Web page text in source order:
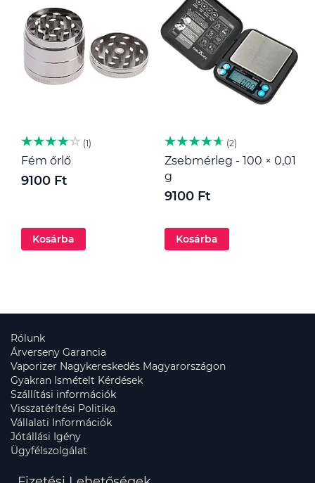
1
Fém őrlő
9100 Ft
Kosárba
2
Zsebmérleg - 100 × 0,01
g
9100 Ft
Kosárba
Rólunk
Árverseny Garancia
Vaporizer Nagykereskedés Magyarországon
Gyakran Ismételt Kérdések
Szállítási információk
Visszatérítési Politika
Vállalati Információk
Jótállási Igény
Ügyfélszolgálat